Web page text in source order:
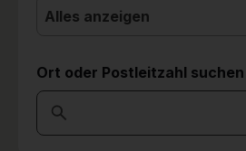
Alles anzeigen
Ort oder Postleitzahl suchen